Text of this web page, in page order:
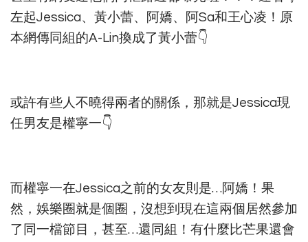
左起Jessica、黃小蕾、阿嬌、阿Sa和王心凌！原
本網傳同組的A-Lin換成了黃小蕾👇
或許有些人不曉得兩者的關係，那就是Jessica現
任男友是權寧一👇
而權寧一在Jessica之前的女友則是…阿嬌！果
然，娛樂圈就是個圈，沒想到現在這兩個居然參加
了同一檔節目，甚至…還同組！有什麼比芒果還會